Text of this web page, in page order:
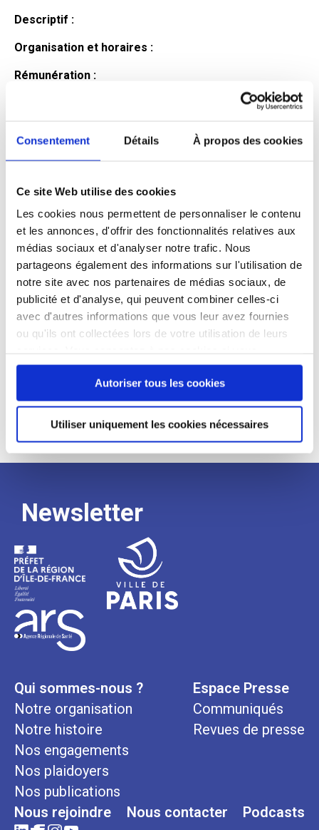
Consentement Détails À propos des cookies
Ce site Web utilise des cookies
Les cookies nous permettent de personnaliser le contenu
et les annonces, d'offrir des fonctionnalités relatives aux
médias sociaux et d'analyser notre trafic. Nous
partageons également des informations sur l'utilisation de
notre site avec nos partenaires de médias sociaux, de
publicité et d'analyse, qui peuvent combiner celles-ci
avec d'autres informations que vous leur avez fournies
ou qu'ils ont collectées lors de votre utilisation de leurs
continuez à utiliser notre site Web.
Autoriser tous les cookies
Utiliser uniquement les cookies nécessaires
Descriptif :
Organisation et horaires :
Rémunération :
Profil du
candidat
Qualifications et diplômes :
Profil recherché :
Processus
de
recrutement
Newsletter
Qui sommes-nous ?
Notre organisation
Notre histoire
Nos engagements
Nos plaidoyers
Nos publications
Espace Presse
Communiqués
Revues de presse
Nous rejoindre Nous contacter Podcasts